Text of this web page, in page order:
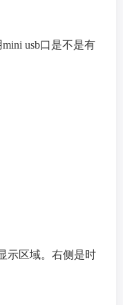
usb口是不是有
示区域。右侧是时